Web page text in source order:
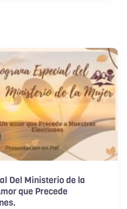
Del Ministerio de la
que Precede